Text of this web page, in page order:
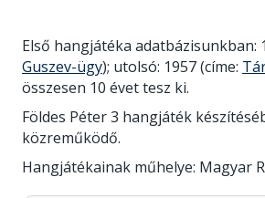
Első hangjátéka adatbázisunkban:
Guszev-ügy); utolsó: 1957 (címe:
összesen 10 évet tesz ki.
Földes Péter 3 hangjáték
közreműködő.
Hangjátékainak műhelye: Magyar